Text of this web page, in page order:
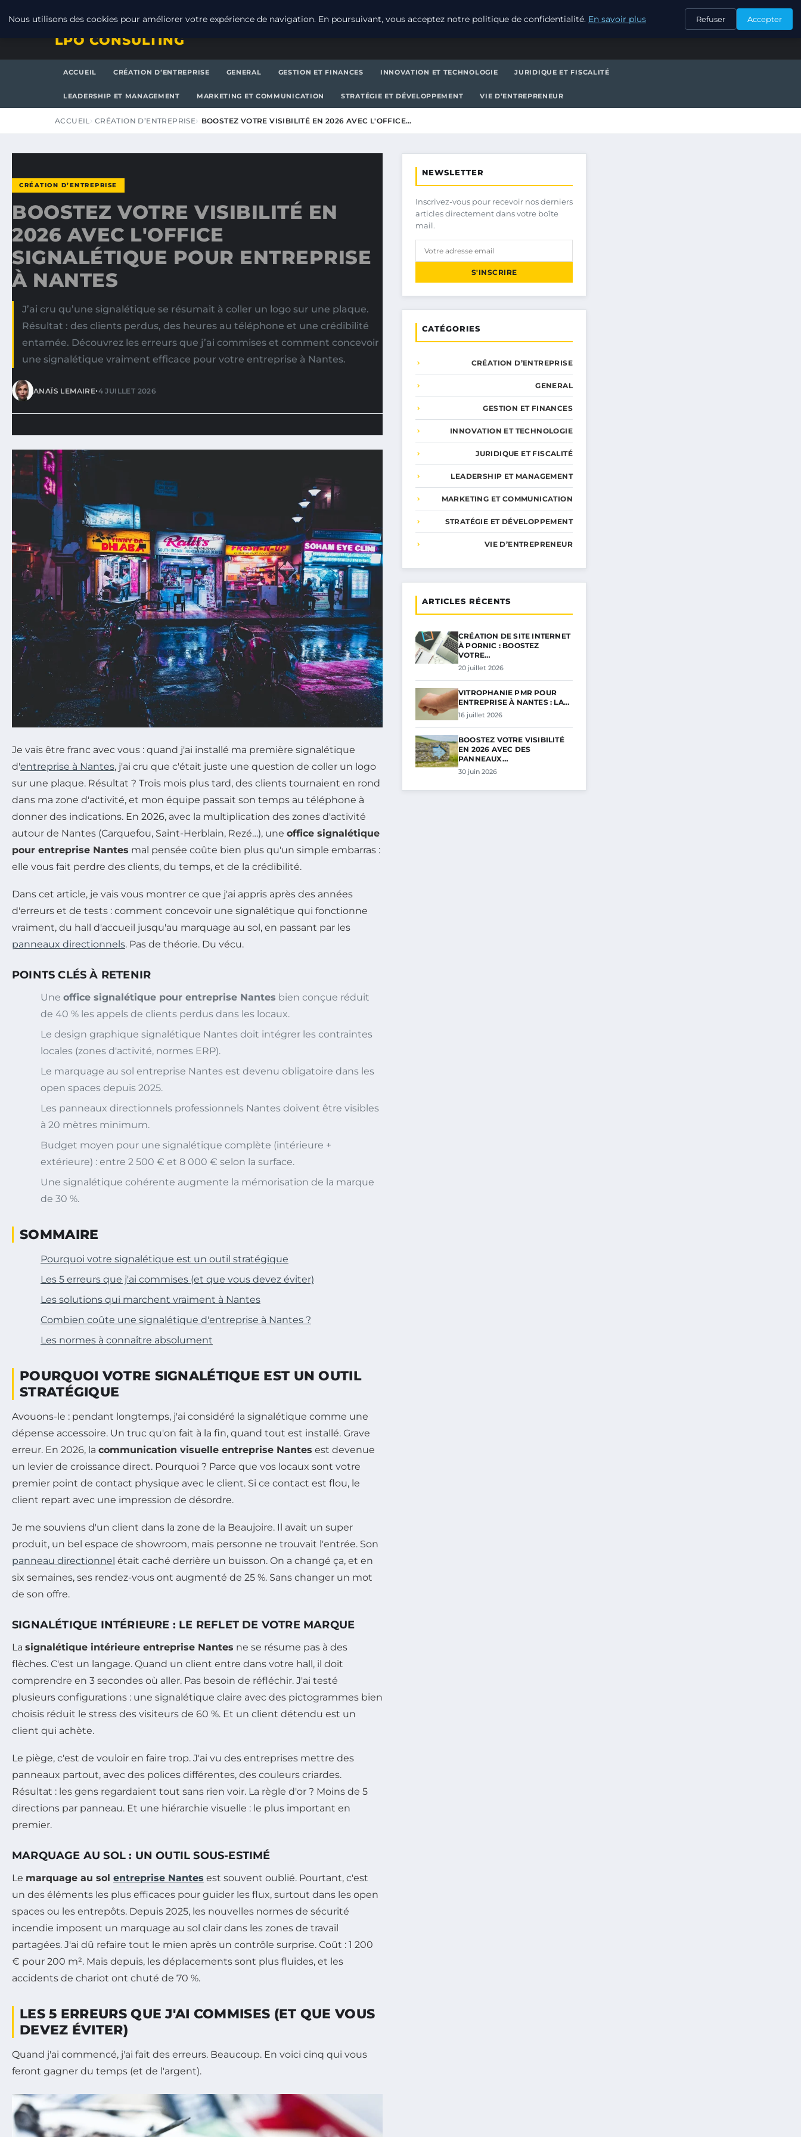
CONTACT
LPO CONSULTING
ACCUEIL CRÉATION D’ENTREPRISE GENERAL GESTION ET FINANCES INNOVATION ET TECHNOLOGIE JURIDIQUE ET FISCALITÉ
LEADERSHIP ET MANAGEMENT MARKETING ET COMMUNICATION STRATÉGIE ET DÉVELOPPEMENT VIE D’ENTREPRENEUR
ACCUEIL CRÉATION D’ENTREPRISE BOOSTEZ VOTRE VISIBILITÉ EN 2026 AVEC L'OFFICE…
CRÉATION D’ENTREPRISE
BOOSTEZ VOTRE VISIBILITÉ EN
2026 AVEC L'OFFICE
SIGNALÉTIQUE POUR ENTREPRISE
À NANTES
J’ai cru qu’une signalétique se résumait à coller un logo sur une plaque.
Résultat : des clients perdus, des heures au téléphone et une crédibilité
entamée. Découvrez les erreurs que j’ai commises et comment concevoir
une signalétique vraiment efficace pour votre entreprise à Nantes.
ANAÏS LEMAIRE•4 JUILLET 2026
Je vais être franc avec vous : quand j'ai installé ma première signalétique
d'entreprise à Nantes, j'ai cru que c'était juste une question de coller un logo
sur une plaque. Résultat ? Trois mois plus tard, des clients tournaient en rond
dans ma zone d'activité, et mon équipe passait son temps au téléphone à
donner des indications. En 2026, avec la multiplication des zones d'activité
autour de Nantes (Carquefou, Saint-Herblain, Rezé…), une office signalétique
pour entreprise Nantes mal pensée coûte bien plus qu'un simple embarras :
elle vous fait perdre des clients, du temps, et de la crédibilité.
Dans cet article, je vais vous montrer ce que j'ai appris après des années
d'erreurs et de tests : comment concevoir une signalétique qui fonctionne
vraiment, du hall d'accueil jusqu'au marquage au sol, en passant par les
panneaux directionnels. Pas de théorie. Du vécu.
POINTS CLÉS À RETENIR
Une office signalétique pour entreprise Nantes bien conçue réduit
de 40 % les appels de clients perdus dans les locaux.
Le design graphique signalétique Nantes doit intégrer les contraintes
locales (zones d'activité, normes ERP).
Le marquage au sol entreprise Nantes est devenu obligatoire dans les
open spaces depuis 2025.
Les panneaux directionnels professionnels Nantes doivent être visibles
à 20 mètres minimum.
Budget moyen pour une signalétique complète (intérieure +
extérieure) : entre 2 500 € et 8 000 € selon la surface.
Une signalétique cohérente augmente la mémorisation de la marque
de 30 %.
SOMMAIRE
Pourquoi votre signalétique est un outil stratégique
Les 5 erreurs que j'ai commises (et que vous devez éviter)
Les solutions qui marchent vraiment à Nantes
Combien coûte une signalétique d'entreprise à Nantes ?
Les normes à connaître absolument
POURQUOI VOTRE SIGNALÉTIQUE EST UN OUTIL
STRATÉGIQUE
Avouons-le : pendant longtemps, j'ai considéré la signalétique comme une
dépense accessoire. Un truc qu'on fait à la fin, quand tout est installé. Grave
erreur. En 2026, la communication visuelle entreprise Nantes est devenue
un levier de croissance direct. Pourquoi ? Parce que vos locaux sont votre
premier point de contact physique avec le client. Si ce contact est flou, le
client repart avec une impression de désordre.
Je me souviens d'un client dans la zone de la Beaujoire. Il avait un super
produit, un bel espace de showroom, mais personne ne trouvait l'entrée. Son
panneau directionnel était caché derrière un buisson. On a changé ça, et en
six semaines, ses rendez-vous ont augmenté de 25 %. Sans changer un mot
de son offre.
SIGNALÉTIQUE INTÉRIEURE : LE REFLET DE VOTRE MARQUE
La signalétique intérieure entreprise Nantes ne se résume pas à des
flèches. C'est un langage. Quand un client entre dans votre hall, il doit
comprendre en 3 secondes où aller. Pas besoin de réfléchir. J'ai testé
plusieurs configurations : une signalétique claire avec des pictogrammes bien
choisis réduit le stress des visiteurs de 60 %. Et un client détendu est un
client qui achète.
Le piège, c'est de vouloir en faire trop. J'ai vu des entreprises mettre des
panneaux partout, avec des polices différentes, des couleurs criardes.
Résultat : les gens regardaient tout sans rien voir. La règle d'or ? Moins de 5
directions par panneau. Et une hiérarchie visuelle : le plus important en
premier.
MARQUAGE AU SOL : UN OUTIL SOUS-ESTIMÉ
Le marquage au sol entreprise Nantes est souvent oublié. Pourtant, c'est
un des éléments les plus efficaces pour guider les flux, surtout dans les open
spaces ou les entrepôts. Depuis 2025, les nouvelles normes de sécurité
incendie imposent un marquage au sol clair dans les zones de travail
partagées. J'ai dû refaire tout le mien après un contrôle surprise. Coût : 1 200
€ pour 200 m². Mais depuis, les déplacements sont plus fluides, et les
accidents de chariot ont chuté de 70 %.
LES 5 ERREURS QUE J'AI COMMISES (ET QUE VOUS
DEVEZ ÉVITER)
Quand j'ai commencé, j'ai fait des erreurs. Beaucoup. En voici cinq qui vous
feront gagner du temps (et de l'argent).
NEWSLETTER
Inscrivez-vous pour recevoir nos derniers
articles directement dans votre boîte
mail.
S'INSCRIRE
CATÉGORIES
CRÉATION D’ENTREPRISE
GENERAL
GESTION ET FINANCES
INNOVATION ET TECHNOLOGIE
JURIDIQUE ET FISCALITÉ
LEADERSHIP ET MANAGEMENT
MARKETING ET COMMUNICATION
STRATÉGIE ET DÉVELOPPEMENT
VIE D’ENTREPRENEUR
ARTICLES RÉCENTS
CRÉATION DE SITE INTERNET
À PORNIC : BOOSTEZ
VOTRE…
20 juillet 2026
VITROPHANIE PMR POUR
ENTREPRISE À NANTES : LA…
16 juillet 2026
BOOSTEZ VOTRE VISIBILITÉ
EN 2026 AVEC DES
PANNEAUX…
30 juin 2026
Nous utilisons des cookies pour améliorer votre expérience de navigation. En poursuivant, vous acceptez notre politique de confidentialité. En savoir plus Refuser Accepter